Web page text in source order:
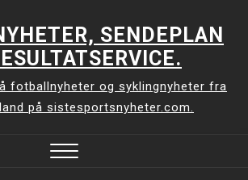
SENDEPLAN
fotballnyheter og syklingnyheter fra
på sistesportsnyheter.com.